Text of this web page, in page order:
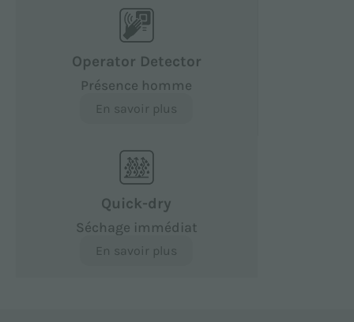
Operator Detector
Présence homme
En savoir plus
Quick-dry
Séchage immédiat
En savoir plus